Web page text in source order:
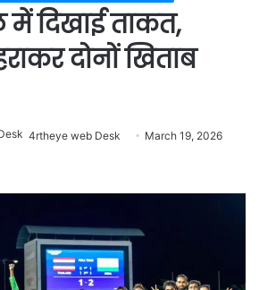
दिखाई ताकत,
दोनों खिताब
4rtheye web Desk March 19, 2026